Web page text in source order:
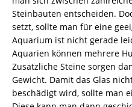
Steinbauten entscheiden.
setzt, sollte man für eine
Aquarium ist nicht gerade
Aquarien können mehrere
Zusätzliche Steine sorgen
Gewicht. Damit das Glas
beschädigt wird, sollte man